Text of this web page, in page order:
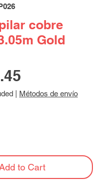
cobre
Gold
Métodos de envío
to Cart